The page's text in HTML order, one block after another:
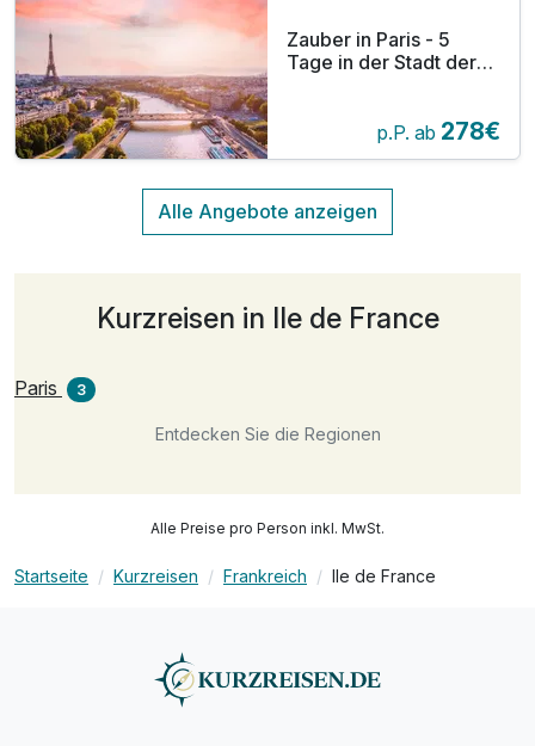
Zauber in Paris - 5
Tage in der Stadt der
p.P. ab 278€
Kurzreisen in Ile de France
Paris 3
Entdecken Sie die Regionen
Alle Preise pro Person inkl. MwSt.
Startseite Kurzreisen Frankreich Ile de France